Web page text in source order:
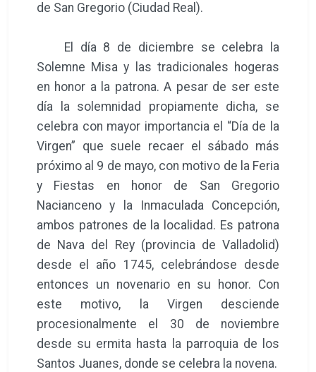
de San Gregorio (Ciudad Real).
El día 8 de diciembre se celebra la
Solemne Misa y las tradicionales hogeras
en honor a la patrona. A pesar de ser este
día la solemnidad propiamente dicha, se
celebra con mayor importancia el “Día de la
Virgen” que suele recaer el sábado más
próximo al 9 de mayo, con motivo de la Feria
y Fiestas en honor de San Gregorio
Nacianceno y la Inmaculada Concepción,
ambos patrones de la localidad. Es patrona
de Nava del Rey (provincia de Valladolid)
desde el año 1745, celebrándose desde
entonces un novenario en su honor. Con
este motivo, la Virgen desciende
procesionalmente el 30 de noviembre
desde su ermita hasta la parroquia de los
Santos Juanes, donde se celebra la novena.